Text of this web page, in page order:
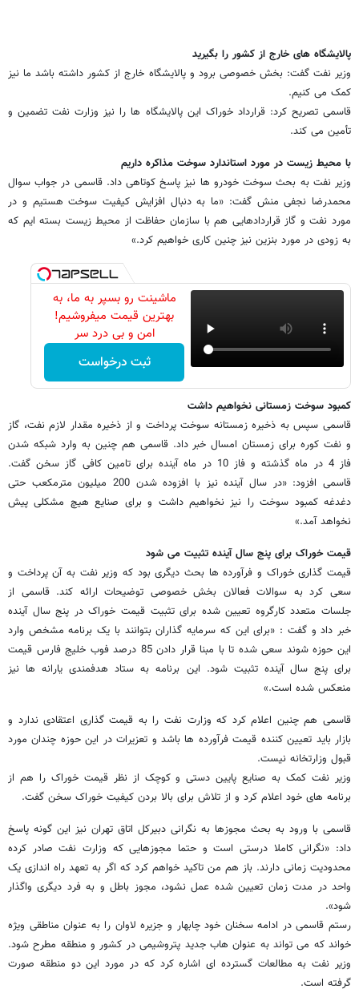
پالایشگاه های خارج از کشور را بگیرید
وزیر نفت گفت: بخش خصوصی برود و پالایشگاه خارج از کشور داشته باشد ما نیز
کمک می کنیم.
قاسمی تصریح کرد: قرارداد خوراک این پالایشگاه ها را نیز وزارت نفت تضمین و
تأمین می کند.
با محیط زیست در مورد استاندارد سوخت مذاکره داریم
وزیر نفت به بحث سوخت خودرو ها نیز پاسخ کوتاهی داد. قاسمی در جواب سوال
محمدرضا نجفی منش گفت: «ما به دنبال افزایش کیفیت سوخت هستیم و در
مورد نفت و گاز قراردادهایی هم با سازمان حفاظت از محیط زیست بسته ایم که
به زودی در مورد بنزین نیز چنین کاری خواهیم کرد.»
ماشینت رو بسپر به ما، به
بهترین قیمت میفروشیم!
امن و بی درد سر
ثبت درخواست
کمبود سوخت زمستانی نخواهیم داشت
قاسمی سپس به ذخیره زمستانه سوخت پرداخت و از ذخیره مقدار لازم نفت، گاز
و نفت کوره برای زمستان امسال خبر داد. قاسمی هم چنین به وارد شبکه شدن
فاز 4 در ماه گذشته و فاز 10 در ماه آینده برای تامین کافی گاز سخن گفت.
قاسمی افزود: «در سال آینده نیز با افزوده شدن 200 میلیون مترمکعب حتی
دغدغه کمبود سوخت را نیز نخواهیم داشت و برای صنایع هیچ مشکلی پیش
نخواهد آمد.»
قیمت خوراک برای پنج سال آینده تثبیت می شود
قیمت گذاری خوراک و فرآورده ها بحث دیگری بود که وزیر نفت به آن پرداخت و
سعی کرد به سوالات فعالان بخش خصوصی توضیحات ارائه کند. قاسمی از
جلسات متعدد کارگروه تعیین شده برای تثبیت قیمت خوراک در پنج سال آینده
خبر داد و گفت : «برای این که سرمایه گذاران بتوانند با یک برنامه مشخص وارد
این حوزه شوند سعی شده تا با مبنا قرار دادن 85 درصد فوب خلیج فارس قیمت
برای پنج سال آینده تثبیت شود. این برنامه به ستاد هدفمندی یارانه ها نیز
منعکس شده است.»
قاسمی هم چنین اعلام کرد که وزارت نفت را به قیمت گذاری اعتقادی ندارد و
بازار باید تعیین کننده قیمت فرآورده ها باشد و تعزیرات در این حوزه چندان مورد
قبول وزارتخانه نیست.
وزیر نفت کمک به صنایع پایین دستی و کوچک از نظر قیمت خوراک را هم از
برنامه های خود اعلام کرد و از تلاش برای بالا بردن کیفیت خوراک سخن گفت.
قاسمی با ورود به بحث مجوزها به نگرانی دبیرکل اتاق تهران نیز این گونه پاسخ
داد: «نگرانی کاملا درستی است و حتما مجوزهایی که وزارت نفت صادر کرده
محدودیت زمانی دارند. باز هم من تاکید خواهم کرد که اگر به تعهد راه اندازی یک
واحد در مدت زمان تعیین شده عمل نشود، مجوز باطل و به فرد دیگری واگذار
شود».
رستم قاسمی در ادامه سخنان خود چابهار و جزیره لاوان را به عنوان مناطقی ویژه
خواند که می تواند به عنوان هاب جدید پتروشیمی در کشور و منطقه مطرح شود.
وزیر نفت به مطالعات گسترده ای اشاره کرد که در مورد این دو منطقه صورت
گرفته است.